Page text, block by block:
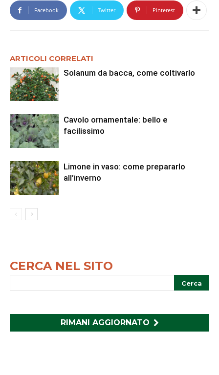
Facebook Twitter Pinterest
ARTICOLI CORRELATI
Solanum da bacca, come coltivarlo
Cavolo ornamentale: bello e
facilissimo
Limone in vaso: come prepararlo
all’inverno
CERCA NEL SITO
RIMANI AGGIORNATO